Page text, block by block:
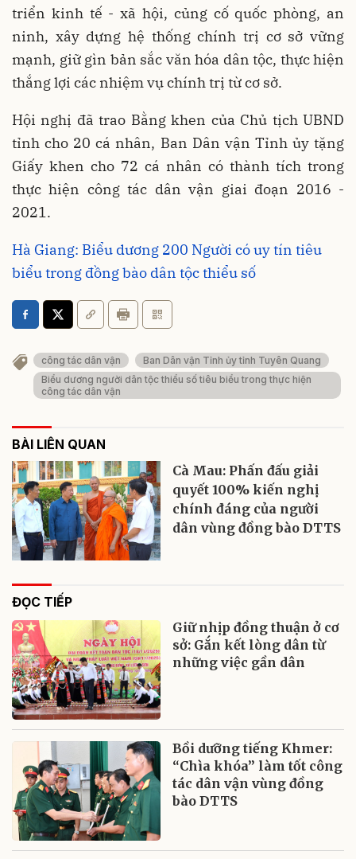
triển kinh tế - xã hội, củng cố quốc phòng, an
ninh, xây dựng hệ thống chính trị cơ sở vững
mạnh, giữ gìn bản sắc văn hóa dân tộc, thực hiện
thắng lợi các nhiệm vụ chính trị từ cơ sở.
Hội nghị đã trao Bằng khen của Chủ tịch UBND
tỉnh cho 20 cá nhân, Ban Dân vận Tỉnh ủy tặng
Giấy khen cho 72 cá nhân có thành tích trong
thực hiện công tác dân vận giai đoạn 2016 -
2021.
Hà Giang: Biểu dương 200 Người có uy tín tiêu
biểu trong đồng bào dân tộc thiểu số
công tác dân vận
Ban Dân vận Tỉnh ủy tỉnh Tuyên Quang
Biểu dương người dân tộc thiểu số tiêu biểu trong thực hiện
công tác dân vận
BÀI LIÊN QUAN
Cà Mau: Phấn đấu giải
quyết 100% kiến nghị
chính đáng của người
dân vùng đồng bào DTTS
ĐỌC TIẾP
Giữ nhịp đồng thuận ở cơ
sở: Gắn kết lòng dân từ
những việc gần dân
Bồi dưỡng tiếng Khmer:
“Chìa khóa” làm tốt công
tác dân vận vùng đồng
bào DTTS